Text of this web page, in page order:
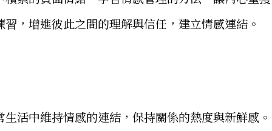
，增進彼此之間的理解與信任，建立情感連結。
活中維持情感的連結，保持關係的熱度與新鮮感。